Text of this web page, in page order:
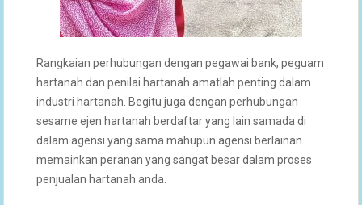
Rangkaian perhubungan dengan pegawai bank, peguam
hartanah dan penilai hartanah amatlah penting dalam
industri hartanah. Begitu juga dengan perhubungan
sesame ejen hartanah berdaftar yang lain samada di
dalam agensi yang sama mahupun agensi berlainan
memainkan peranan yang sangat besar dalam proses
penjualan hartanah anda.